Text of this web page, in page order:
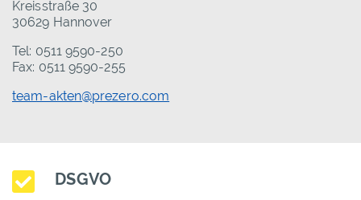
Kreisstraße 30
30629 Hannover
Tel: 0511 9590-250
Fax: 0511 9590-255
team-akten@prezero.com
DSGVO